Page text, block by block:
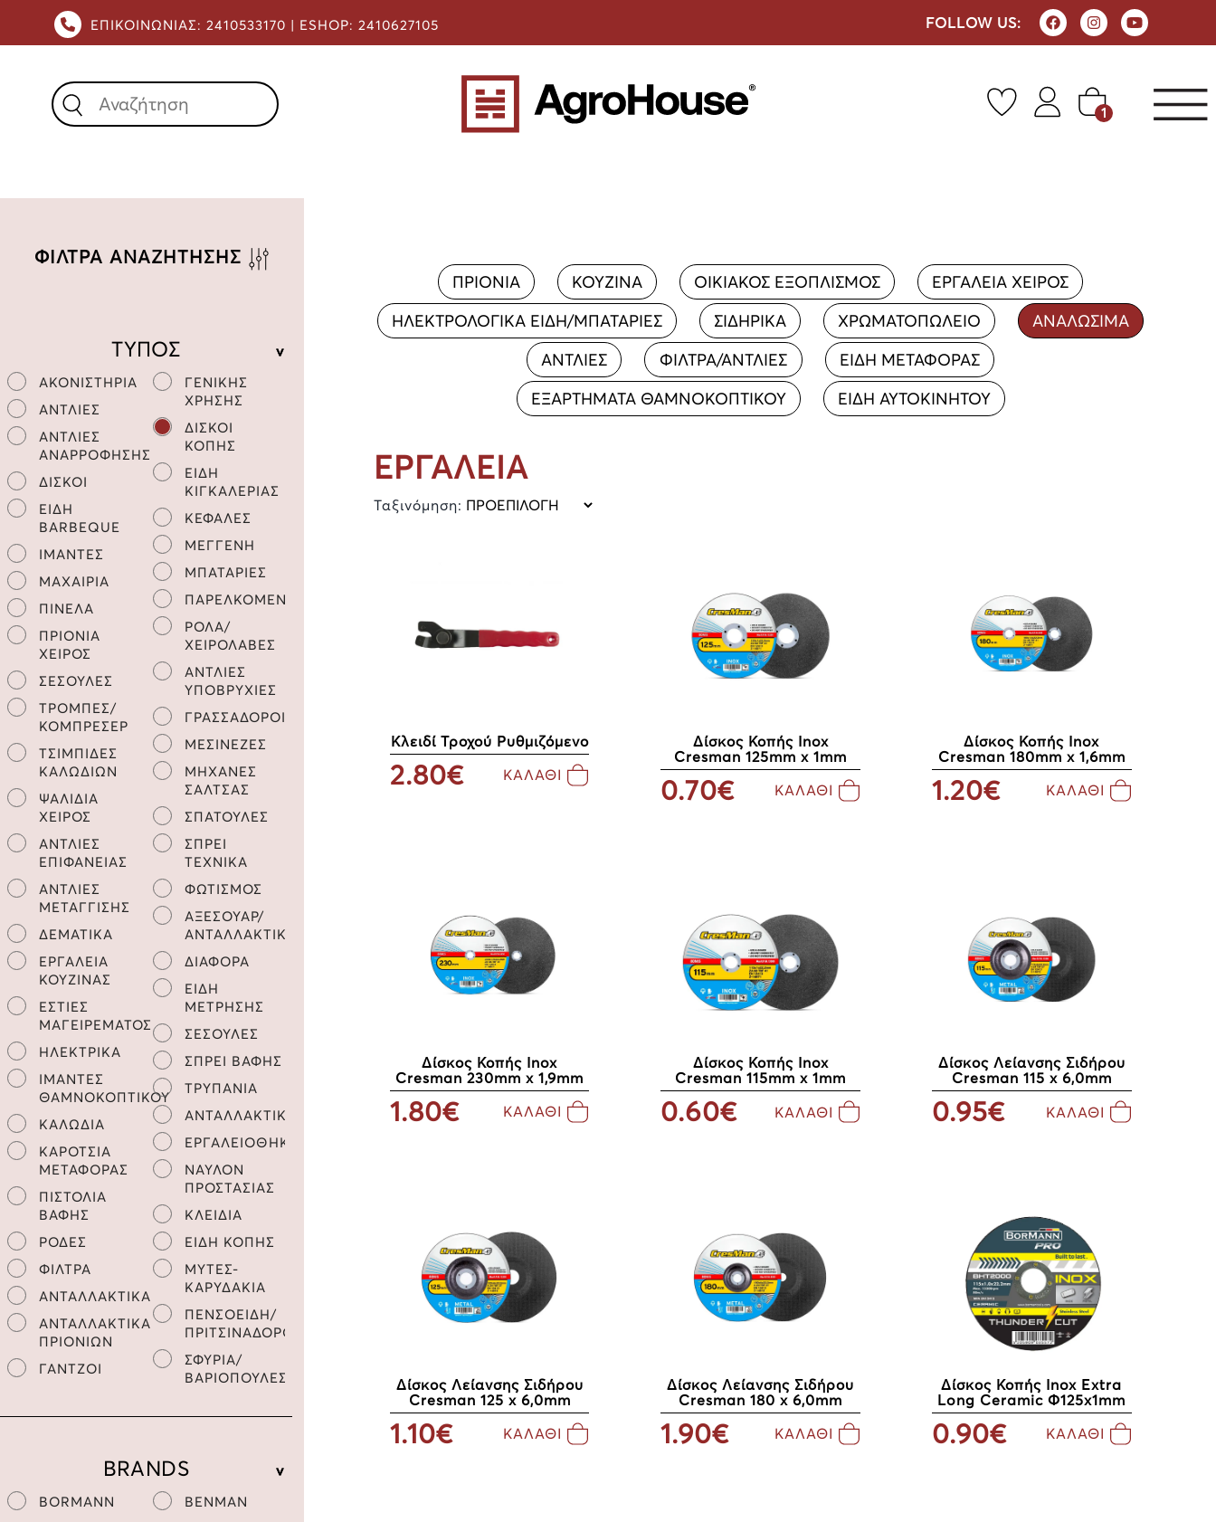
ΕΠΙΚΟΙΝΩΝΙΑΣ: 2410533170 | ESHOP: 2410627105 FOLLOW US:
1
ΦΙΛΤΡΑ ΑΝΑΖΗΤΗΣΗΣ
ΤΥΠΟΣ
ΑΚΟΝΙΣΤΗΡΙΑ
ΑΝΤΛΙΕΣ
ΑΝΤΛΙΕΣ
ΑΝΑΡΡΟΦΗΣΗΣ
ΔΙΣΚΟΙ
ΕΙΔΗ
BARBEQUE
ΙΜΑΝΤΕΣ
ΜΑΧΑΙΡΙΑ
ΠΙΝΕΛΑ
ΠΡΙΟΝΙΑ
ΧΕΙΡΟΣ
ΣΕΣΟΥΛΕΣ
ΤΡΟΜΠΕΣ/
ΚΟΜΠΡΕΣΕΡ
ΤΣΙΜΠΙΔΕΣ
ΚΑΛΩΔΙΩΝ
ΨΑΛΙΔΙΑ
ΧΕΙΡΟΣ
ΑΝΤΛΙΕΣ
ΕΠΙΦΑΝΕΙΑΣ
ΑΝΤΛΙΕΣ
ΜΕΤΑΓΓΙΣΗΣ
ΔΕΜΑΤΙΚΑ
ΕΡΓΑΛΕΙΑ
ΚΟΥΖΙΝΑΣ
ΕΣΤΙΕΣ
ΜΑΓΕΙΡΕΜΑΤΟΣ
ΗΛΕΚΤΡΙΚΑ
ΙΜΑΝΤΕΣ
ΘΑΜΝΟΚΟΠΤΙΚΟΥ
ΚΑΛΩΔΙΑ
ΚΑΡΟΤΣΙΑ
ΜΕΤΑΦΟΡΑΣ
ΠΙΣΤΟΛΙΑ
ΒΑΦΗΣ
ΡΟΔΕΣ
ΦΙΛΤΡΑ
ΑΝΤΑΛΛΑΚΤΙΚΑ
ΑΝΤΑΛΛΑΚΤΙΚΑ
ΠΡΙΟΝΙΩΝ
ΓΑΝΤΖΟΙ
ΓΕΝΙΚΗΣ
ΧΡΗΣΗΣ
ΔΙΣΚΟΙ
ΚΟΠΗΣ
ΕΙΔΗ
ΚΙΓΚΑΛΕΡΙΑΣ
ΚΕΦΑΛΕΣ
ΜΕΓΓΕΝΗ
ΜΠΑΤΑΡΙΕΣ
ΠΑΡΕΛΚΟΜΕΝΑ
ΡΟΛΑ/
ΧΕΙΡΟΛΑΒΕΣ
ΑΝΤΛΙΕΣ
ΥΠΟΒΡΥΧΙΕΣ
ΓΡΑΣΣΑΔΟΡΟΙ
ΜΕΣΙΝΕΖΕΣ
ΜΗΧΑΝΕΣ
ΣΑΛΤΣΑΣ
ΣΠΑΤΟΥΛΕΣ
ΣΠΡΕΙ
ΤΕΧΝΙΚΑ
ΦΩΤΙΣΜΟΣ
ΑΞΕΣΟΥΑΡ/
ΑΝΤΑΛΛΑΚΤΙΚΑ
ΔΙΑΦΟΡΑ
ΕΙΔΗ
ΜΕΤΡΗΣΗΣ
ΣΕΣΟΥΛΕΣ
ΣΠΡΕΙ ΒΑΦΗΣ
ΤΡΥΠΑΝΙΑ
ΑΝΤΑΛΛΑΚΤΙΚΑ
ΕΡΓΑΛΕΙΟΘΗΚΕΣ
ΝΑΥΛΟΝ
ΠΡΟΣΤΑΣΙΑΣ
ΚΛΕΙΔΙΑ
ΕΙΔΗ ΚΟΠΗΣ
ΜΥΤΕΣ-
ΚΑΡΥΔΑΚΙΑ
ΠΕΝΣΟΕΙΔΗ/
ΠΡΙΤΣΙΝΑΔΟΡΟΙ
ΣΦΥΡΙΑ/
ΒΑΡΙΟΠΟΥΛΕΣ
BRANDS
BORMANN BENMAN
ΠΡΙΟΝΙΑ ΚΟΥΖΙΝΑ ΟΙΚΙΑΚΟΣ ΕΞΟΠΛΙΣΜΟΣ
ΕΡΓΑΛΕΙΑ ΧΕΙΡΟΣ
ΗΛΕΚΤΡΟΛΟΓΙΚΑ ΕΙΔΗ/ΜΠΑΤΑΡΙΕΣ
ΣΙΔΗΡΙΚΑ ΧΡΩΜΑΤΟΠΩΛΕΙΟ
ΑΝΑΛΩΣΙΜΑ
ΑΝΤΛΙΕΣ
ΦΙΛΤΡΑ/ΑΝΤΛΙΕΣ
ΕΙΔΗ ΜΕΤΑΦΟΡΑΣ
ΕΞΑΡΤΗΜΑΤΑ ΘΑΜΝΟΚΟΠΤΙΚΟΥ
ΕΙΔΗ ΑΥΤΟΚΙΝΗΤΟΥ
ΕΡΓΑΛΕΙΑ
Ταξινόμηση:
Κλειδί Τροχού Ρυθμιζόμενο
2.80€ ΚΑΛΑΘΙ
Δίσκος Κοπής Inox
Cresman 125mm x 1mm
0.70€ ΚΑΛΑΘΙ
Δίσκος Κοπής Inox
Cresman 180mm x 1,6mm
1.20€ ΚΑΛΑΘΙ
Δίσκος Κοπής Inox
Cresman 230mm x 1,9mm
1.80€ ΚΑΛΑΘΙ
Δίσκος Κοπής Ιnox
Cresman 115mm x 1mm
0.60€ ΚΑΛΑΘΙ
Δίσκος Λείανσης Σιδήρου
Cresman 115 x 6,0mm
0.95€ ΚΑΛΑΘΙ
Δίσκος Λείανσης Σιδήρου
Cresman 125 x 6,0mm
1.10€ ΚΑΛΑΘΙ
Δίσκος Λείανσης Σιδήρου
Cresman 180 x 6,0mm
1.90€ ΚΑΛΑΘΙ
Δίσκος Κοπής Inox Extra
Long Ceramic Φ125x1mm
0.90€ ΚΑΛΑΘΙ